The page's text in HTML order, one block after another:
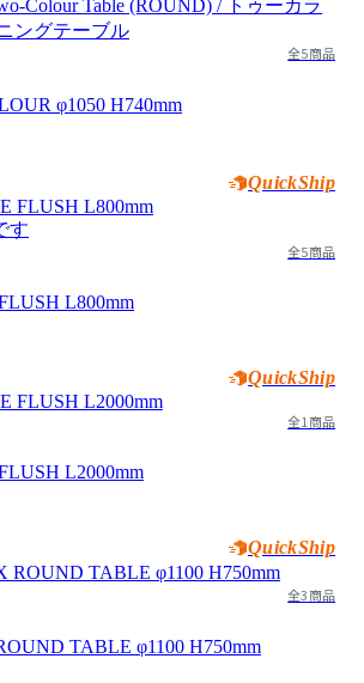
全5商品
φ1050 H740mm
QuickShip
す
全5商品
L800mm
QuickShip
全1商品
L2000mm
QuickShip
全3商品
TABLE φ1100 H750mm